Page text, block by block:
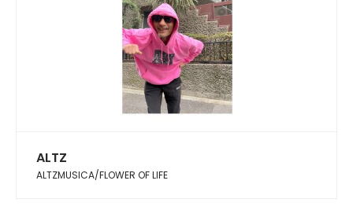
ALTZ
ALTZMUSICA/FLOWER OF LIFE